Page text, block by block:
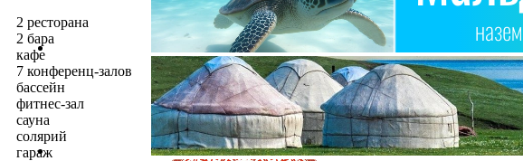
2 ресторана
2 бара
кафе
7 конференц-залов
бассейн
фитнес-зал
сауна
солярий
гараж